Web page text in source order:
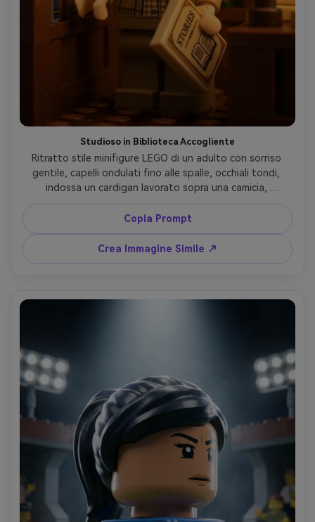
Studioso in Biblioteca Accogliente
Ritratto stile minifigure LEGO di un adulto con sorriso
gentile, capelli ondulati fino alle spalle, occhiali tondi,
indossa un cardigan lavorato sopra una camicia,
biblioteca in legno caldo con scaffali fatti di mattoncini e
libri piccoli, illuminazione da lampada tungsteno morbida,
color grading ambrato accogliente, inquadratura
ravvicinata con mani che tengono un piccolo libro, texture
plastica dettagliata, ombre naturali, identità mantenuta,
Copia Prompt
Crea Immagine Simile ↗